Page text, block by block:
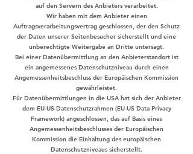
auf den Servern des Anbieters verarbeitet.
Wir haben mit dem Anbieter einen
Auftragsverarbeitungsvertrag geschlossen, der den Schutz
der Daten unserer Seitenbesucher sicherstellt und eine
unberechtigte Weitergabe an Dritte untersagt.
Bei einer Datenübermittlung an den Anbieterstandort ist
ein angemessenes Datenschutzniveau durch einen
Angemessenheitsbeschluss der Europäischen Kommission
gewährleistet.
Für Datenübermittlungen in die USA hat sich der Anbieter
dem EU-US-Datenschutzrahmen (EU-US Data Privacy
Framework) angeschlossen, das auf Basis eines
Angemessenheitsbeschlusses der Europäischen
Kommission die Einhaltung des europäischen
Datenschutzniveaus sicherstellt.